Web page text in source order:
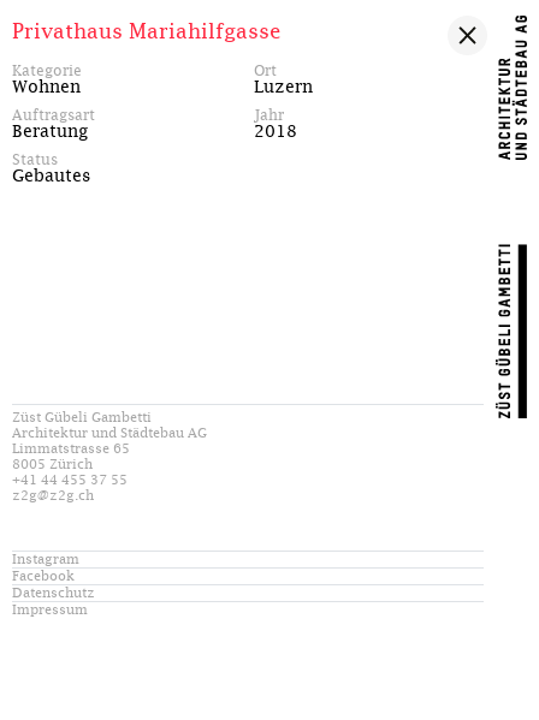
Privathaus Mariahilfgasse
Kategorie
Wohnen
Ort
Luzern
Auftragsart
Beratung
Jahr
2018
Status
Gebautes
Züst Gübeli Gambetti
Architektur und Städtebau AG
Limmatstrasse 65
8005 Zürich
+41 44 455 37 55
z2g@z2g.ch
Instagram
Facebook
Datenschutz
Impressum